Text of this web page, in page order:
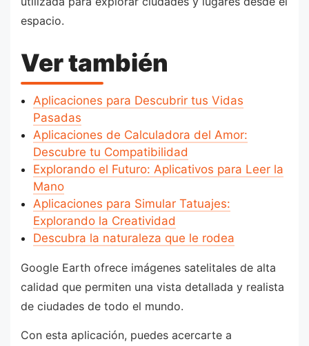
espacio.
Ver también
Aplicaciones para Descubrir tus Vidas
Pasadas
Aplicaciones de Calculadora del Amor:
Descubre tu Compatibilidad
Explorando el Futuro: Aplicativos para Leer la
Mano
Aplicaciones para Simular Tatuajes:
Explorando la Creatividad
Descubra la naturaleza que le rodea
Google Earth ofrece imágenes satelitales de alta
calidad que permiten una vista detallada y realista
de ciudades de todo el mundo.
Con esta aplicación, puedes acercarte a